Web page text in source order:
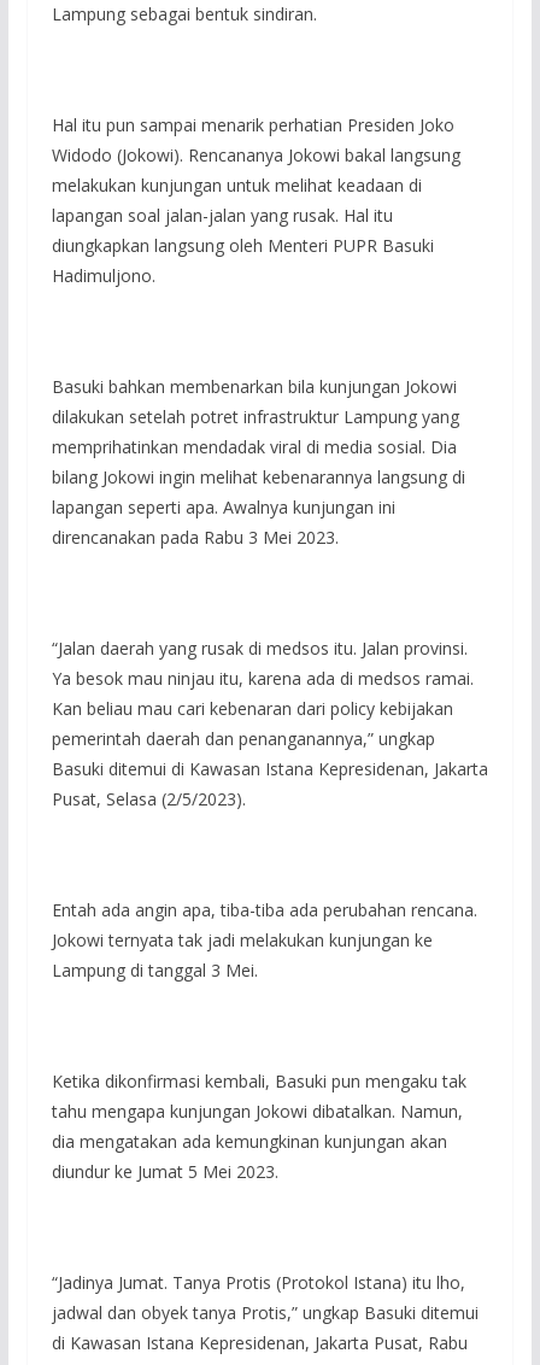
Lampung sebagai bentuk sindiran.
Hal itu pun sampai menarik perhatian Presiden Joko
Widodo (Jokowi). Rencananya Jokowi bakal langsung
melakukan kunjungan untuk melihat keadaan di
lapangan soal jalan-jalan yang rusak. Hal itu
diungkapkan langsung oleh Menteri PUPR Basuki
Hadimuljono.
Basuki bahkan membenarkan bila kunjungan Jokowi
dilakukan setelah potret infrastruktur Lampung yang
memprihatinkan mendadak viral di media sosial. Dia
bilang Jokowi ingin melihat kebenarannya langsung di
lapangan seperti apa. Awalnya kunjungan ini
direncanakan pada Rabu 3 Mei 2023.
“Jalan daerah yang rusak di medsos itu. Jalan provinsi.
Ya besok mau ninjau itu, karena ada di medsos ramai.
Kan beliau mau cari kebenaran dari policy kebijakan
pemerintah daerah dan penanganannya,” ungkap
Basuki ditemui di Kawasan Istana Kepresidenan, Jakarta
Pusat, Selasa (2/5/2023).
Entah ada angin apa, tiba-tiba ada perubahan rencana.
Jokowi ternyata tak jadi melakukan kunjungan ke
Lampung di tanggal 3 Mei.
Ketika dikonfirmasi kembali, Basuki pun mengaku tak
tahu mengapa kunjungan Jokowi dibatalkan. Namun,
dia mengatakan ada kemungkinan kunjungan akan
diundur ke Jumat 5 Mei 2023.
“Jadinya Jumat. Tanya Protis (Protokol Istana) itu lho,
jadwal dan obyek tanya Protis,” ungkap Basuki ditemui
di Kawasan Istana Kepresidenan, Jakarta Pusat, Rabu